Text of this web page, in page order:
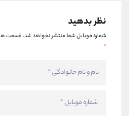
نظر بدهید
شماره موبایل شما منتشر نخواهد شد.قسمت
*